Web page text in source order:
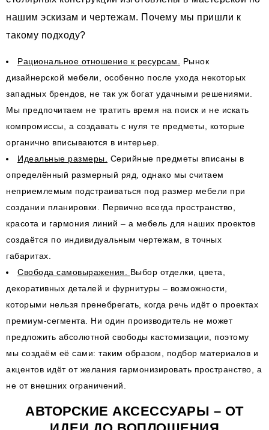
нашим эскизам и чертежам. Почему мы пришли к
такому подходу?
Рациональное отношение к ресурсам.
Рынок
дизайнерской мебели, особенно после ухода некоторых
западных брендов, не так уж богат удачными решениями.
Мы предпочитаем не тратить время на поиск и не искать
компромиссы, а создавать с нуля те предметы, которые
органично вписываются в интерьер.
Идеальные размеры.
Серийные предметы вписаны в
определённый размерный ряд, однако мы считаем
неприемлемым подстраиваться под размер мебели при
создании планировки. Первично всегда пространство,
красота и гармония линий – а мебель для наших проектов
создаётся по индивидуальным чертежам, в точных
габаритах.
Свобода самовыражения. Выбор отделки, цвета,
декоративных деталей и фурнитуры – возможности,
которыми нельзя пренебрегать, когда речь идёт о проектах
премиум-сегмента. Ни один производитель не может
предложить абсолютной свободы кастомизации, поэтому
мы создаём её сами: таким образом, подбор материалов и
акцентов идёт от желания гармонизировать пространство, а
не от внешних ограничений.
АВТОРСКИЕ АКСЕССУАРЫ – ОТ